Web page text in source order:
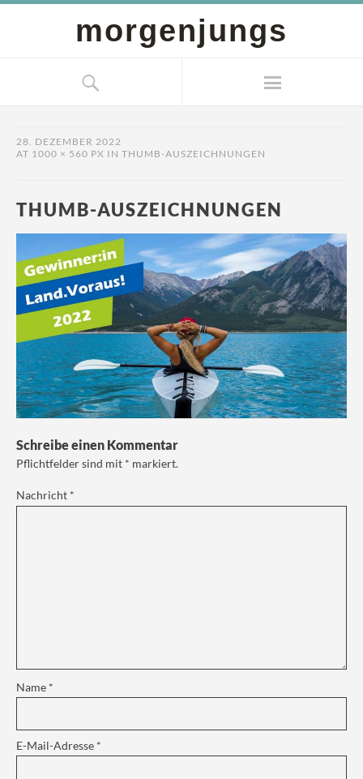
morgenjungs
28. DEZEMBER 2022
AT 1000 × 560 PX IN THUMB-AUSZEICHNUNGEN
THUMB-AUSZEICHNUNGEN
Schreibe einen Kommentar
Pflichtfelder sind mit * markiert.
Nachricht *
Name *
E-Mail-Adresse *